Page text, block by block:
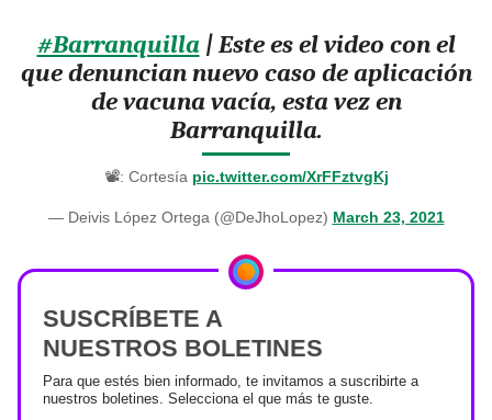
#Barranquilla| Este es el video con el
que denuncian nuevo caso de aplicación
de vacuna vacía, esta vez en
Barranquilla.
📽: Cortesía pic.twitter.com/XrFFztvgKj
— Deivis López Ortega (@DeJhoLopez) March 23, 2021
SUSCRÍBETE A
NUESTROS BOLETINES
Para que estés bien informado, te invitamos a suscribirte a
nuestros boletines. Selecciona el que más te guste.